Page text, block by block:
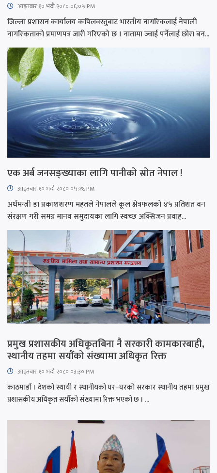
आइतबार​ १० भदौ २०८० ०६:०५ PM
जिल्ला प्रशासन कार्यालय कपिलवस्तुबाट भारतीय नागरिकलाई नेपाली
नागरिकताको प्रमाणपत्र जारी गरिएको छ । नातामा ज्वाई पर्नेलाई छोरा बन...
एक अर्ब जनसङ्ख्याका लागि पानीको स्रोत नेपाल !
आइतबार​ १० भदौ २०८० ०५:१६ PM
अर्थमन्त्री डा प्रकाशशरण महतले नेपालले कूल क्षेत्रफलको ४५ प्रतिशत वन
संरक्षण गरी समग्र मानव समुदायका लागि स्वच्छ अक्सिजन प्रवाह...
प्रमुख प्रशासकीय अधिकृतबिना नै सरकारी कामकारबाही,
स्थानीय तहमा सयौँको संख्यामा अधिकृत रिक्त
आइतबार​ १० भदौ २०८० ०३:३० PM
काठमाडौं । देशको स्थायी र स्थानीयको घर–घरको सरकार स्थानीय तहमा प्रमुख
प्रशासकीय अधिकृत सयौँको संख्यामा रिक्त भएको छ । ...